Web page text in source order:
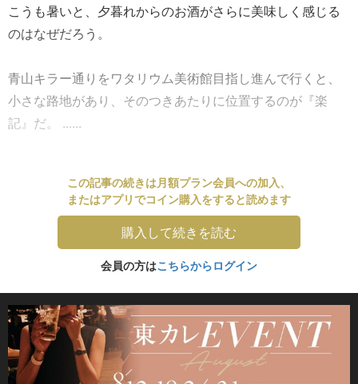
こうも暑いと、夕暮れからのお酒がさらに美味しく感じる
のはなぜだろう。
青山キラー通りをワタリウム美術館目指し進んで行くと、
小さな路地があり、そのつきあたりに位置するのが『楽
記』だ。 ......
この記事の続きは月額プラン会員への加入、
またはアプリでコイン購入をすると読めます
購入して続きを読む
会員の方はこちらからログイン